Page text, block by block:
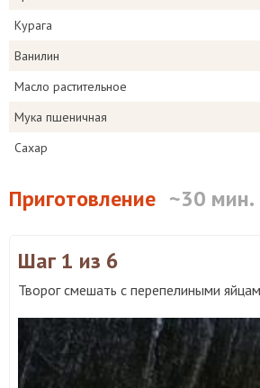
Курага
Ванилин
Масло растительное
Мука пшеничная
Сахар
Приготовление ~30 мин.
Шаг 1 из 6
Творог смешать с перепелиными